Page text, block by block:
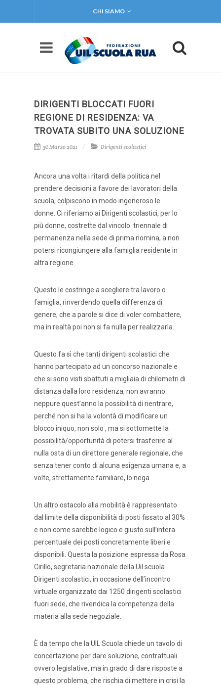
CHI SIAMO
DIRIGENTI BLOCCATI FUORI
REGIONE DI RESIDENZA: VA
TROVATA SUBITO UNA SOLUZIONE
30 Marzo 2021 Dirigenti scolastici
Ancora una volta i ritardi della politica nel
prendere decisioni a favore dei lavoratori della
scuola, colpiscono in modo ingeneroso le
donne. Ci riferiamo ai Dirigenti scolastici, per lo
più donne, costrette dal vincolo triennale di
permanenza nella sede di prima nomina, a non
potersi ricongiungere alla famiglia residente in
altra regione.
Questo le costringe a scegliere tra lavoro o
famiglia, rinverdendo quella differenza di
genere, che a parole si dice di voler combattere,
ma in realtà poi non si fa nulla per realizzarla.
Questo fa sì che tanti dirigenti scolastici che
hanno partecipato ad un concorso nazionale e
che si sono visti sbattuti a migliaia di chilometri di
distanza dalla loro residenza, non avranno
neppure quest’anno la possibilità di rientrare,
perché non si ha la volontà di modificare un
blocco iniquo, non solo , ma si sottomette la
possibilità/opportunità di potersi trasferire al
nulla osta di un direttore generale regionale, che
senza tener conto di alcuna esigenza umana e, a
volte, strettamente familiare, lo nega.
Un altro ostacolo alla mobilità è rappresentato
dal limite della disponibilità di posti fissato al 30%
e non come sarebbe logico e giusto sull’intera
percentuale dei posti concretamente liberi e
disponibili. Questa la posizione espressa da Rosa
Cirillo, segretaria nazionale della Uil scuola
Dirigenti scolastici, in occasione dell’incontro
virtuale organizzato dai 1250 dirigenti scolastici
fuori sede, che rivendica la competenza della
materia alla sede negoziale.
È da tempo che la UIL Scuola chiede un tavolo di
concertazione per dare soluzione, contrattuali
ovvero legislative, ma in grado di dare risposte a
questo problema, che rischia di mettere in crisi la